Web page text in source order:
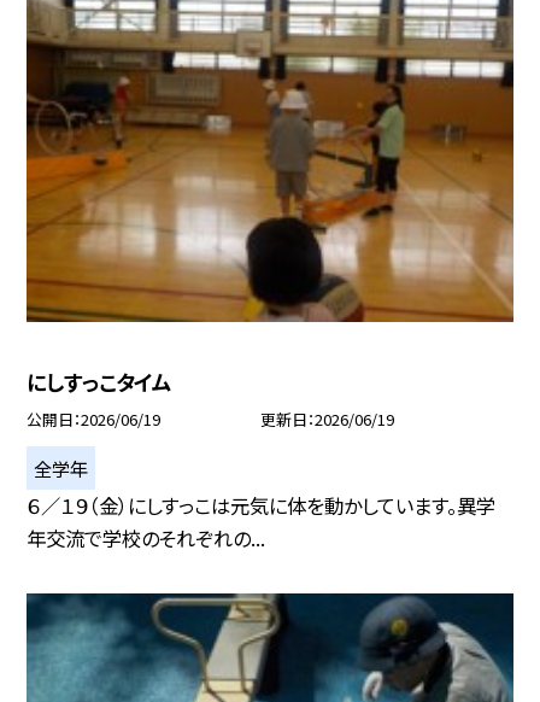
にしすっこタイム
公開日 2026/06/19 更新日 2026/06/19
全学年
６／１９（金）にしすっこは元気に体を動かしています。異学
年交流で学校のそれぞれの...